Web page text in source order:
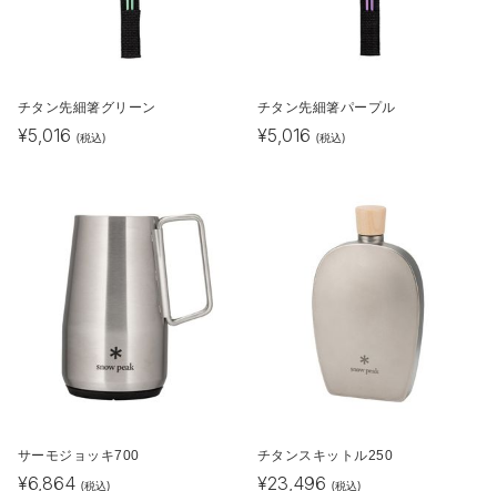
チタン先細箸グリーン
¥5,016 (税込)
チタン先細箸パープル
¥5,016 (税込)
サーモジョッキ700
¥6,864 (税込)
チタンスキットル250
¥23,496 (税込)